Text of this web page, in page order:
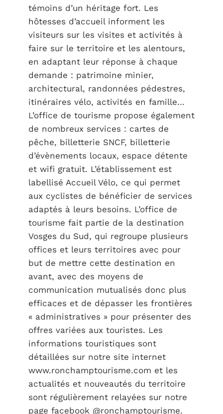
témoins d’un héritage fort. Les
hôtesses d’accueil informent les
visiteurs sur les visites et activités à
faire sur le territoire et les alentours,
en adaptant leur réponse à chaque
demande : patrimoine minier,
architectural, randonnées pédestres,
itinéraires vélo, activités en famille…
L’office de tourisme propose également
de nombreux services : cartes de
pêche, billetterie SNCF, billetterie
d’évènements locaux, espace détente
et wifi gratuit. L’établissement est
labellisé Accueil Vélo, ce qui permet
aux cyclistes de bénéficier de services
adaptés à leurs besoins. L’office de
tourisme fait partie de la destination
Vosges du Sud, qui regroupe plusieurs
offices et leurs territoires avec pour
but de mettre cette destination en
avant, avec des moyens de
communication mutualisés donc plus
efficaces et de dépasser les frontières
« administratives » pour présenter des
offres variées aux touristes. Les
informations touristiques sont
détaillées sur notre site internet
www.ronchamptourisme.com et les
actualités et nouveautés du territoire
sont régulièrement relayées sur notre
page facebook @ronchamptourisme.